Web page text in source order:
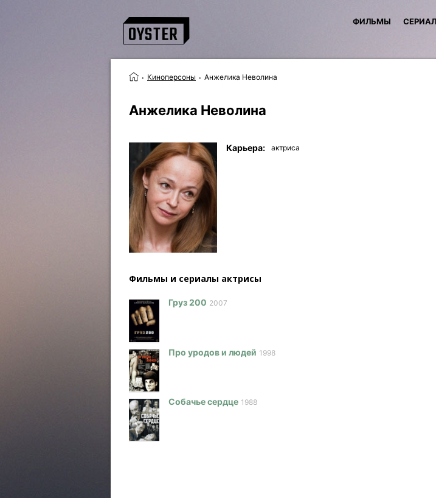
ФИЛЬМЫ
Киноперсоны Анжелика Неволина
Анжелика Неволина
Карьера: актриса
Фильмы и сериалы актриcы
Груз 200 2007
Про уродов и людей 1998
Собачье сердце 1988